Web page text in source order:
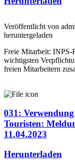
Veröffentlicht von
heruntergeladen
Freie Mitarbeit: INPS-
wichtigsten
freien Mitarbeitern
031:
Touristen:
11.04.2023
Herunterladen